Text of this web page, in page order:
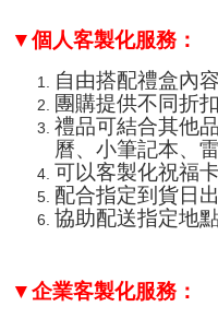
▼個人客製化服務：
自由搭配禮盒內
團購提供不同折
禮品可結合其他
曆、小筆記本、
可以客製化祝福
配合指定到貨日
協助配送指定地
▼企業客製化服務：